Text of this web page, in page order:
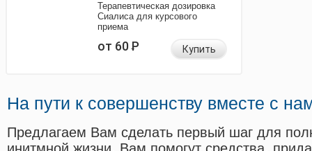
Терапевтическая дозировка
Сиалиса для курсового
приема
от 60Р Купить
На пути к совершенству вместе с
Предлагаем Вам сделать первый шаг для